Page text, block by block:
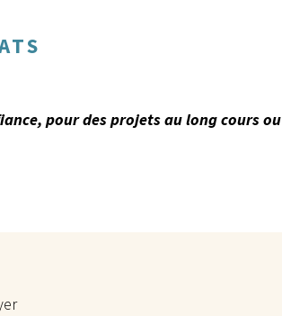
pour des projets au long cours ou